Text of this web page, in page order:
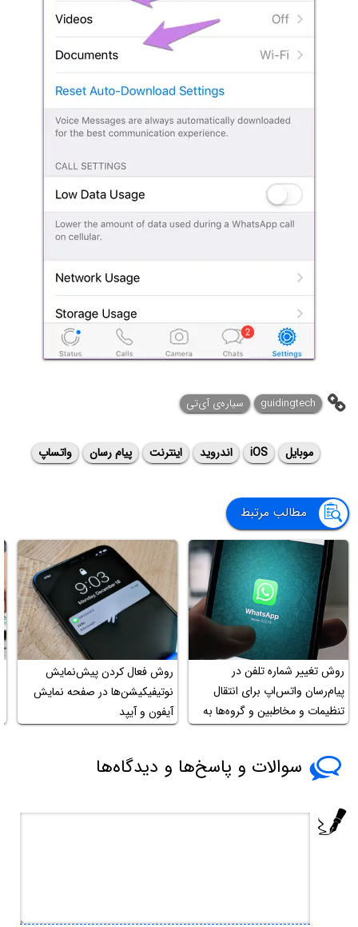
guidingtech سیاره‌ی ‌آی‌تی
موبایل iOS اندروید اینترنت پیام رسان واتساپ
مطالب مرتبط
روش تغییر شماره تلفن در
پیام‌رسان واتس‌اپ برای انتقال
تنظیمات و مخاطبین و گروه‌ها به
شماره جدید
روش فعال کردن پیش‌نمایش
نوتیفیکیشن‌ها در صفحه نمایش
آیفون و آیپد
سوالات و پاسخ‌ها و دیدگاه‌ها